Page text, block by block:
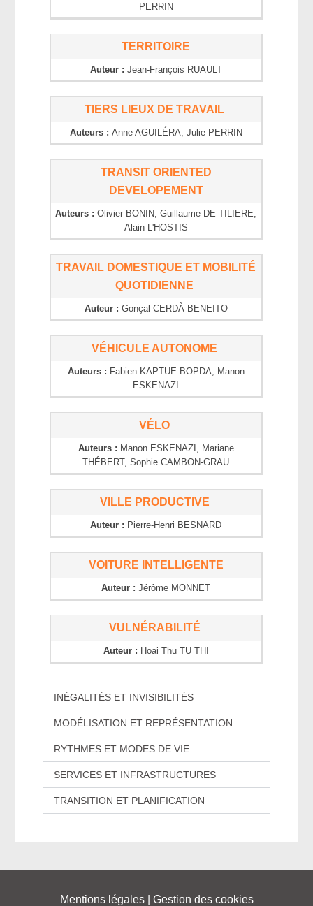
INÉGALITÉS ET INVISIBILITÉS
MODÉLISATION ET REPRÉSENTATION
RYTHMES ET MODES DE VIE
SERVICES ET INFRASTRUCTURES
TRANSITION ET PLANIFICATION
PERRIN
TERRITOIRE
Auteur : Jean-François RUAULT
TIERS LIEUX DE TRAVAIL
Auteurs : Anne AGUILÉRA, Julie PERRIN
TRANSIT ORIENTED
DEVELOPEMENT
Auteurs : Olivier BONIN, Guillaume DE TILIERE,
Alain L'HOSTIS
TRAVAIL DOMESTIQUE ET MOBILITÉ
QUOTIDIENNE
Auteur : Gonçal CERDÀ BENEITO
VÉHICULE AUTONOME
Auteurs : Fabien KAPTUE BOPDA, Manon
ESKENAZI
VÉLO
Auteurs : Manon ESKENAZI , Mariane
THÉBERT, Sophie CAMBON-GRAU
VILLE PRODUCTIVE
Auteur : Pierre-Henri BESNARD
VOITURE INTELLIGENTE
Auteur : Jérôme MONNET
VULNÉRABILITÉ
Auteur : Hoai Thu TU THI
Mentions légales| Gestion des cookies